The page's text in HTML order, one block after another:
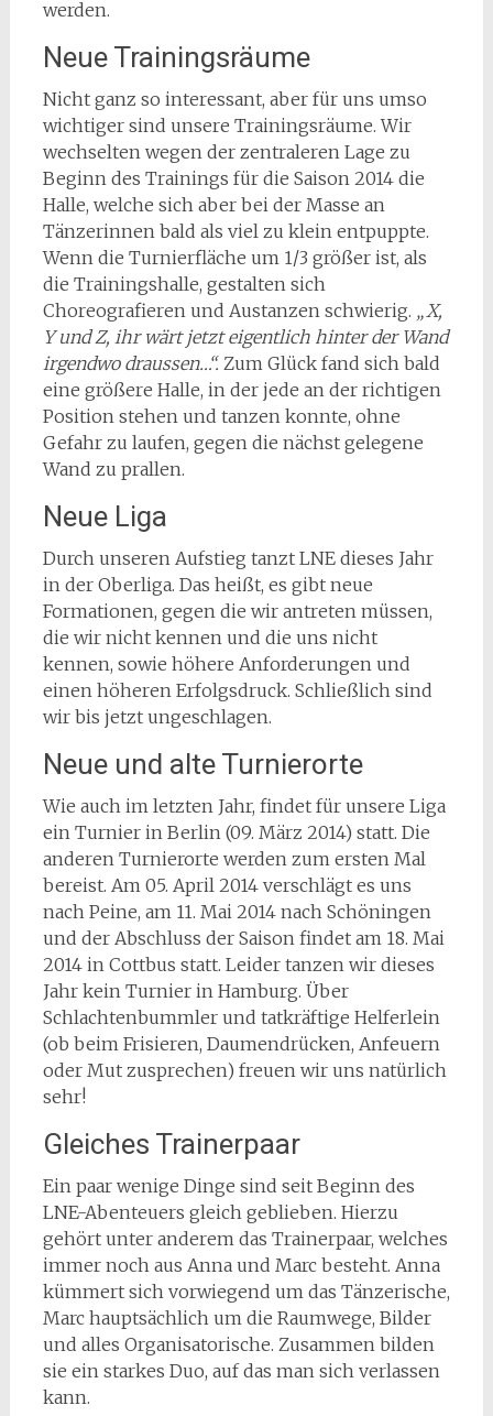
werden.
Neue Trainingsräume
Nicht ganz so interessant, aber für uns umso
wichtiger sind unsere Trainingsräume. Wir
wechselten wegen der zentraleren Lage zu
Beginn des Trainings für die Saison 2014 die
Halle, welche sich aber bei der Masse an
Tänzerinnen bald als viel zu klein entpuppte.
Wenn die Turnierfläche um 1/3 größer ist, als
die Trainingshalle, gestalten sich
Choreografieren und Austanzen schwierig. „X,
Y und Z, ihr wärt jetzt eigentlich hinter der Wand
irgendwo draussen…“.Zum Glück fand sich bald
eine größere Halle, in der jede an der richtigen
Position stehen und tanzen konnte, ohne
Gefahr zu laufen, gegen die nächst gelegene
Wand zu prallen.
Neue Liga
Durch unseren Aufstieg tanzt LNE dieses Jahr
in der Oberliga. Das heißt, es gibt neue
Formationen, gegen die wir antreten müssen,
die wir nicht kennen und die uns nicht
kennen, sowie höhere Anforderungen und
einen höheren Erfolgsdruck. Schließlich sind
wir bis jetzt ungeschlagen.
Neue und alte Turnierorte
Wie auch im letzten Jahr, findet für unsere Liga
ein Turnier in Berlin (09. März 2014) statt. Die
anderen Turnierorte werden zum ersten Mal
bereist. Am 05. April 2014 verschlägt es uns
nach Peine, am 11. Mai 2014 nach Schöningen
und der Abschluss der Saison findet am 18. Mai
2014 in Cottbus statt. Leider tanzen wir dieses
Jahr kein Turnier in Hamburg. Über
Schlachtenbummler und tatkräftige Helferlein
(ob beim Frisieren, Daumendrücken, Anfeuern
oder Mut zusprechen) freuen wir uns natürlich
sehr!
Gleiches Trainerpaar
Ein paar wenige Dinge sind seit Beginn des
LNE-Abenteuers gleich geblieben. Hierzu
gehört unter anderem das Trainerpaar, welches
immer noch aus Anna und Marc besteht. Anna
kümmert sich vorwiegend um das Tänzerische,
Marc hauptsächlich um die Raumwege, Bilder
und alles Organisatorische. Zusammen bilden
sie ein starkes Duo, auf das man sich verlassen
kann.